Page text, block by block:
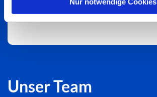
Unser Team